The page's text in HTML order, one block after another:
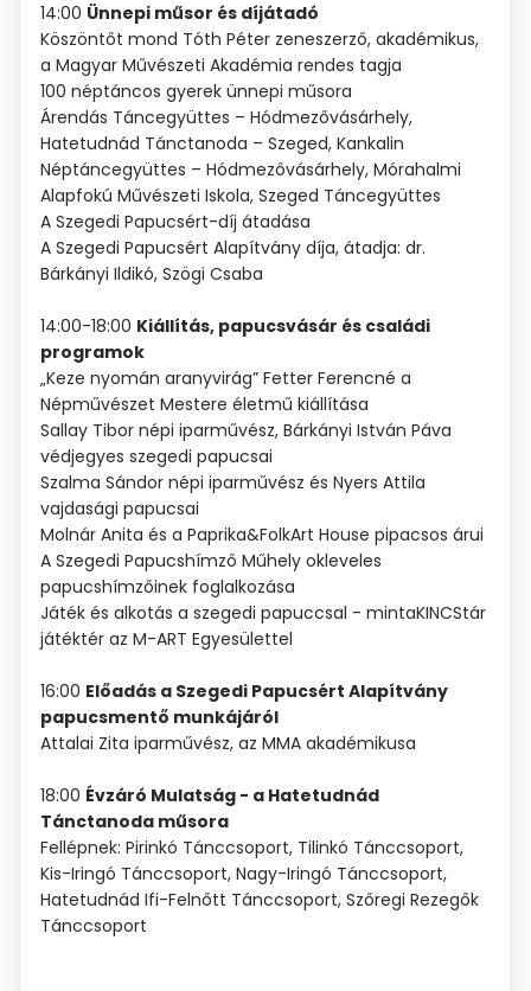
14:00 Ünnepi műsor és díjátadó
Köszöntőt mond Tóth Péter zeneszerző, akadémikus,
a Magyar Művészeti Akadémia rendes tagja
100 néptáncos gyerek ünnepi műsora
Árendás Táncegyüttes – Hódmezővásárhely,
Hatetudnád Tánctanoda – Szeged, Kankalin
Néptáncegyüttes – Hódmezővásárhely, Mórahalmi
Alapfokú Művészeti Iskola, Szeged Táncegyüttes
A Szegedi Papucsért-díj átadása
A Szegedi Papucsért Alapítvány díja, átadja: dr.
Bárkányi Ildikó, Szögi Csaba
14:00-18:00 Kiállítás, papucsvásár és családi
programok
„Keze nyomán aranyvirág” Fetter Ferencné a
Népművészet Mestere életmű kiállítása
Sallay Tibor népi iparművész, Bárkányi István Páva
védjegyes szegedi papucsai
Szalma Sándor népi iparművész és Nyers Attila
vajdasági papucsai
Molnár Anita és a Paprika&FolkArt House pipacsos árui
A Szegedi Papucshímző Műhely okleveles
papucshímzőinek foglalkozása
Játék és alkotás a szegedi papuccsal - mintaKINCStár
játéktér az M-ART Egyesülettel
16:00 Előadás a Szegedi Papucsért Alapítvány
papucsmentő munkájáról
Attalai Zita iparművész, az MMA akadémikusa
18:00 Évzáró Mulatság - a Hatetudnád
Tánctanoda műsora
Fellépnek: Pirinkó Tánccsoport, Tilinkó Tánccsoport,
Kis-Iringó Tánccsoport, Nagy-Iringó Tánccsoport,
Hatetudnád Ifi-Felnőtt Tánccsoport, Szőregi Rezegők
Tánccsoport